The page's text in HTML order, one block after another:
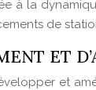
à la
de
ET
et